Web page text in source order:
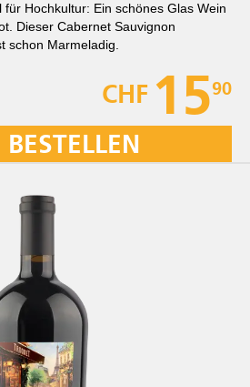
Hochkultur: Ein schönes Glas Wein
Dieser Cabernet Sauvignon
schon Marmeladig.
CHF 1590
BESTELLEN